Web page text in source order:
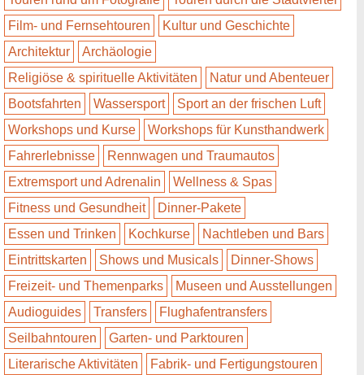
Film- und Fernsehtouren
Kultur und Geschichte
Architektur
Archäologie
Religiöse & spirituelle Aktivitäten
Natur und Abenteuer
Bootsfahrten
Wassersport
Sport an der frischen Luft
Workshops und Kurse
Workshops für Kunsthandwerk
Fahrerlebnisse
Rennwagen und Traumautos
Extremsport und Adrenalin
Wellness & Spas
Fitness und Gesundheit
Dinner-Pakete
Essen und Trinken
Kochkurse
Nachtleben und Bars
Eintrittskarten
Shows und Musicals
Dinner-Shows
Freizeit- und Themenparks
Museen und Ausstellungen
Audioguides
Transfers
Flughafentransfers
Seilbahntouren
Garten- und Parktouren
Literarische Aktivitäten
Fabrik- und Fertigungstouren